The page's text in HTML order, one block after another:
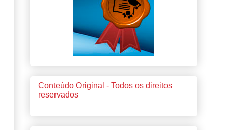
Conteúdo Original - Todos os direitos
reservados